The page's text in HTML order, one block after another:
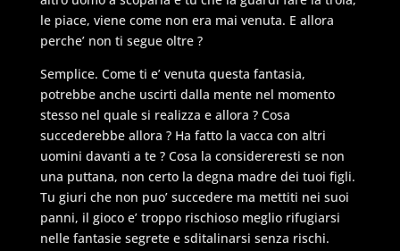
le piace, viene come non era mai venuta. E allora
perche’ non ti segue oltre ?
Semplice. Come ti e’ venuta questa fantasia,
potrebbe anche uscirti dalla mente nel momento
stesso nel quale si realizza e allora ? Cosa
succederebbe allora ? Ha fatto la vacca con altri
uomini davanti a te ? Cosa la considereresti se non
una puttana, non certo la degna madre dei tuoi figli.
Tu giuri che non puo’ succedere ma mettiti nei suoi
panni, il gioco e’ troppo rischioso meglio rifugiarsi
nelle fantasie segrete e sditalinarsi senza rischi.